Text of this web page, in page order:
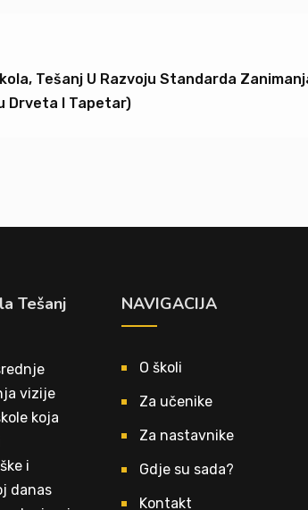
Tešanj U Razvoju Standarda
Drveta I Tapetar)
Tešanj
vizije
koja
i
danas
NAVIGACIJA
O školi
Za učenike
Za nastavnike
Gdje su sada?
Kontakt